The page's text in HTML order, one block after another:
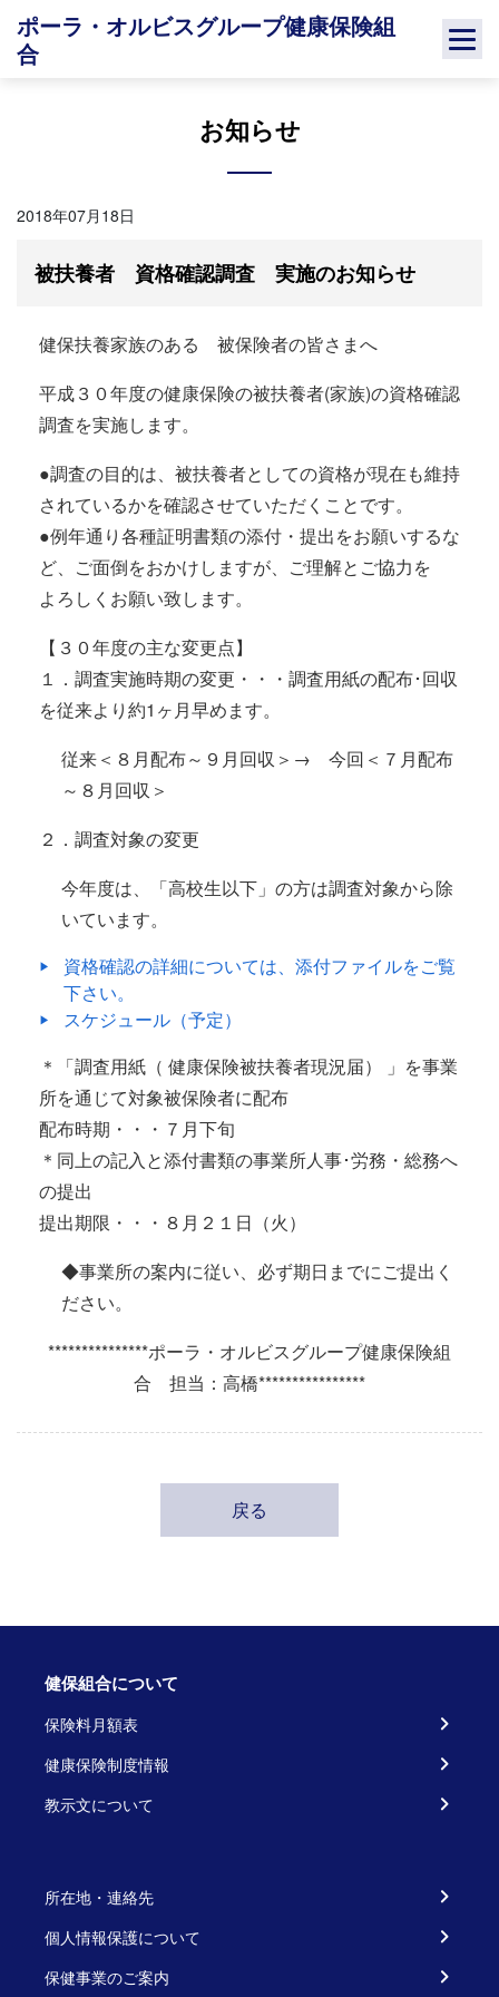
Skip
content
ポーラ・オルビスグループ健康保険組
合
お知らせ
2018年07月18日
被扶養者 資格確認調査 実施のお知らせ
健保扶養家族のある 被保険者の皆さまへ
平成３０年度の健康保険の被扶養者(家族)の資格確認
調査を実施します。
●調査の目的は、被扶養者としての資格が現在も維持
されているかを確認させていただくことです。
●例年通り各種証明書類の添付・提出をお願いするな
ど、ご面倒をおかけしますが、ご理解とご協力を
よろしくお願い致します。
【３０年度の主な変更点】
１．調査実施時期の変更・・・調査用紙の配布･回収
を従来より約1ヶ月早めます。
従来＜８月配布～９月回収＞→ 今回＜７月配布
～８月回収＞
２．調査対象の変更
今年度は、「高校生以下」の方は調査対象から除
いています。
資格確認の詳細については、添付ファイルをご覧
下さい。
スケジュール（予定）
＊「調査用紙（ 健康保険被扶養者現況届） 」を事業
所を通じて対象被保険者に配布
配布時期・・・７月下旬
＊同上の記入と添付書類の事業所人事･労務・総務へ
の提出
提出期限・・・８月２１日（火）
◆事業所の案内に従い、必ず期日までにご提出く
ださい。
***************ポーラ・オルビスグループ健康保険組
合 担当：高橋****************
戻る
健保組合について
保険料月額表
健康保険制度情報
教示文について
所在地・連絡先
個人情報保護について
保健事業のご案内